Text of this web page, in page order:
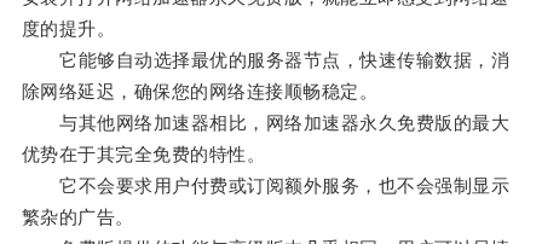
度的提升。
它能够自动选择最优的服务器节点，快速传输数据，消
除网络延迟，确保您的网络连接顺畅稳定。
与其他网络加速器相比，网络加速器永久免费版的最大
优势在于其完全免费的特性。
它不会要求用户付费或订阅额外服务，也不会强制显示
繁杂的广告。